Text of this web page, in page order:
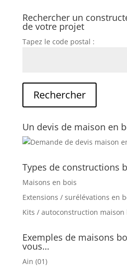
Rechercher un
de votre projet
Tapez le code postal :
Un devis de maison en
Types de constructions
Maisons en bois
Extensions / surélévations en
Kits / autoconstruction maison
Exemples de maisons
vous…
Ain (01)